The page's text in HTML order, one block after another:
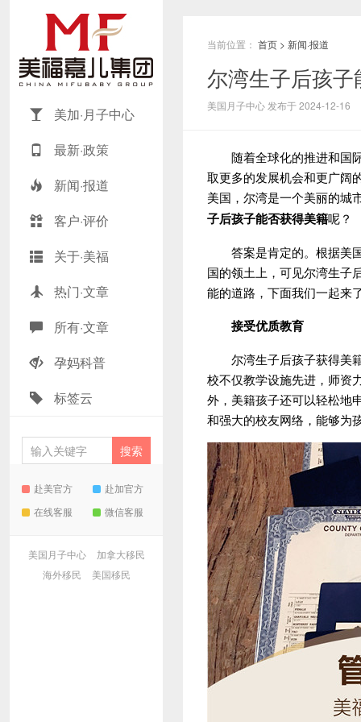
美加·月子中心
最新·政策
新闻·报道
客户·评价
关于·美福
热门·文章
所有·文章
孕妈科普
标签云
赴美官方
赴加官方
在线客服
微信客服
美国月子中心
加拿大移民
海外移民
美国移民
当前位置： 首页 > 新闻·报道
尔湾生子后孩
美国月子中心 发布于 2024-12-16
随着全球化的推进和国际
取更多的发展机会和更广阔
美国，尔湾是一个美丽的城
子后孩子能否获得美籍呢？
答案是肯定的。根据美国
国的领土上，可见尔湾生子
能的道路，下面我们一起来
接受优质教育
尔湾生子后孩子获得美籍
校不仅教学设施先进，师资
外，美籍孩子还可以轻松地
和强大的校友网络，能够为